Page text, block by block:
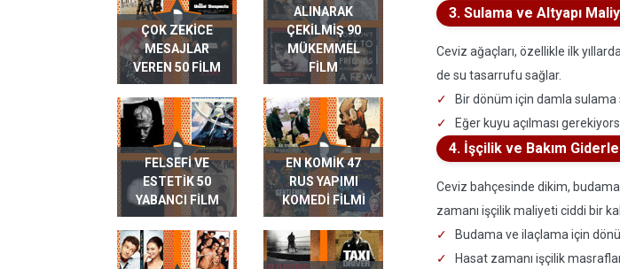
ÇOK ZEKICE
MESAJLAR
VEREN 50 FILM
ALINARAK
ÇEKILMIŞ 90
MÜKEMMEL
FILM
FELSEFI VE
ESTETIK 50
YABANCI FILM
EN KOMIK 47
RUS YAPIMI
KOMEDI FILMI
3. Sulama ve Altyapı
Ceviz ağaçları, özellikle ilk
de su tasarrufu sağlar.
Bir dönüm için damla sulama
Eğer kuyu açılması
4. İşçilik ve Bakım
Ceviz bahçesinde dikim,
zamanı işçilik maliyeti ciddi bir
Budama ve ilaçlama için
Hasat zamanı işçilik